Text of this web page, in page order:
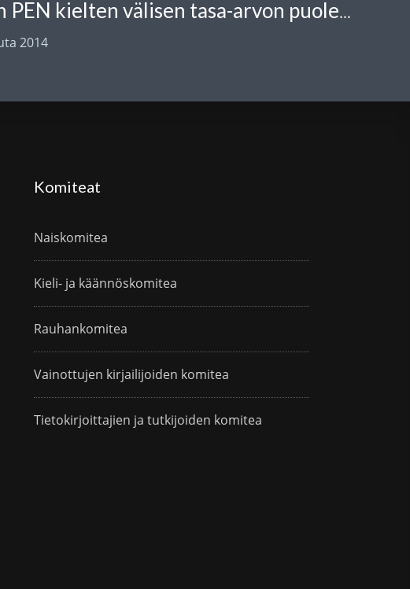
Suomen PEN kielten välisen tasa-arvon puolesta
2014
Komiteat
Naiskomitea
Kieli- ja käännöskomitea
Rauhankomitea
Vainottujen kirjailijoiden komitea
Tietokirjoittajien ja tutkijoiden komitea